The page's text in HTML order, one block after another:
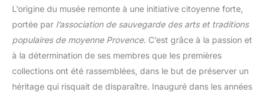
L’origine du musée remonte à une initiative citoyenne forte,
portée par l’association de sauvegarde des arts et traditions
populaires de moyenne Provence. C’est grâce à la passion et
à la détermination de ses membres que les premières
collections ont été rassemblées, dans le but de préserver un
héritage qui risquait de disparaître. Inauguré dans les années